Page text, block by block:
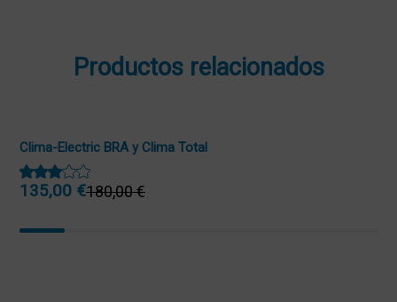
Productos relacionados
Clima-Electric BRA y Clima Total
180,00€
precio
135,00 €
precio